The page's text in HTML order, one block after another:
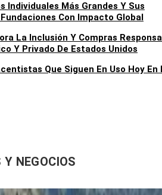
Individuales Más Grandes Y Sus
Con Impacto Global
La Inclusión Y Compras
Y Privado De Estados Unidos
Que Siguen En Uso Hoy En
Y NEGOCIOS